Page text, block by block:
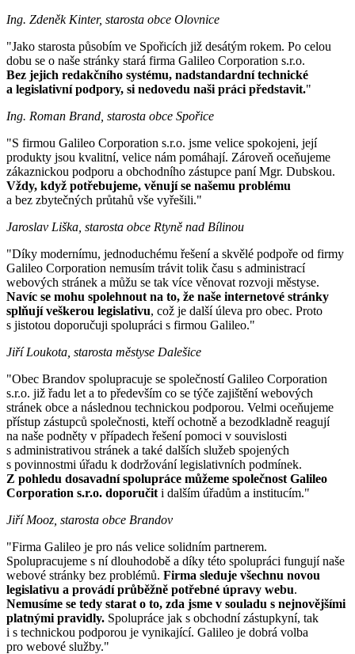
Ing. Zdeněk Kinter, starosta obce Olovnice
"Jako starosta působím ve Spořicích již desátým rokem. Po celou
dobu se o naše stránky stará firma Galileo Corporation s.r.o.
Bez jejich redakčního systému, nadstandardní technické
a legislativní podpory, si nedovedu naši práci představit."
Ing. Roman Brand, starosta obce Spořice
"S firmou Galileo Corporation s.r.o. jsme velice spokojeni, její
produkty jsou kvalitní, velice nám pomáhají. Zároveň oceňujeme
zákaznickou podporu a obchodního zástupce paní Mgr. Dubskou.
Vždy, když potřebujeme, věnují se našemu problému
a bez zbytečných průtahů vše vyřešili."
Jaroslav Liška, starosta obce Rtyně nad Bílinou
"Díky modernímu, jednoduchému řešení a skvělé podpoře od firmy
Galileo Corporation nemusím trávit tolik času s administrací
webových stránek a můžu se tak více věnovat rozvoji městyse.
Navíc se mohu spolehnout na to, že naše internetové stránky
splňují veškerou legislativu, což je další úleva pro obec. Proto
s jistotou doporučuji spolupráci s firmou Galileo."
Jiří Loukota, starosta městyse Dalešice
"Obec Brandov spolupracuje se společností Galileo Corporation
s.r.o. již řadu let a to především co se týče zajištění webových
stránek obce a následnou technickou podporou. Velmi oceňujeme
přístup zástupců společnosti, kteří ochotně a bezodkladně reagují
na naše podněty v případech řešení pomoci v souvislosti
s administrativou stránek a také dalších služeb spojených
s povinnostmi úřadu k dodržování legislativních podmínek.
Z pohledu dosavadní spolupráce můžeme společnost Galileo
Corporation s.r.o. doporučit i dalším úřadům a institucím."
Jiří Mooz, starosta obce Brandov
"Firma Galileo je pro nás velice solidním partnerem.
Spolupracujeme s ní dlouhodobě a díky této spolupráci fungují naše
webové stránky bez problémů. Firma sleduje všechnu novou
legislativu a provádí průběžně potřebné úpravy webu.
Nemusíme se tedy starat o to, zda jsme v souladu s nejnovějšími
platnými pravidly. Spolupráce jak s obchodní zástupkyní, tak
i s technickou podporou je vynikající. Galileo je dobrá volba
pro webové služby."